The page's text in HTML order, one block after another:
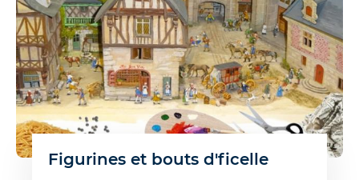
Figurines et bouts d'ficelle